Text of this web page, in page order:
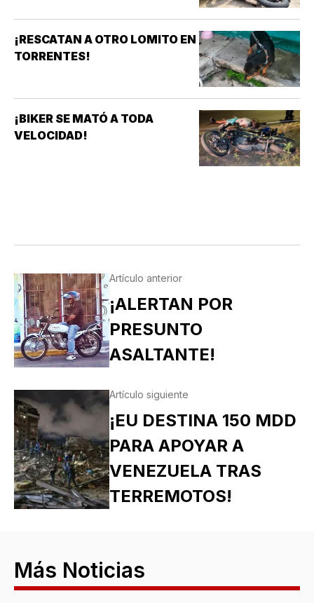
¡RESCATAN A OTRO LOMITO EN
TORRENTES!
¡BIKER SE MATÓ A TODA
VELOCIDAD!
Artículo anterior
¡ALERTAN POR
PRESUNTO
ASALTANTE!
Artículo siguiente
¡EU DESTINA 150 MDD
PARA APOYAR A
VENEZUELA TRAS
TERREMOTOS!
Más Noticias